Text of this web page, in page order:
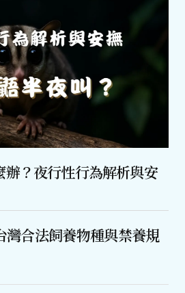
辦？夜行性行為解析與安
灣合法飼養物種與禁養規